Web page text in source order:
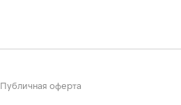
Публичная оферта